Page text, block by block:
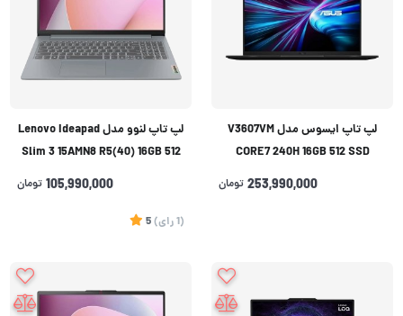
لپ تاپ ایسوس مدل V3607VM
CORE7 240H 16GB 512 SSD
8GB(RTX5060)
253,990,000 تومان
لپ تاپ لنوو مدل Lenovo Ideapad
Slim 3 15AMN8 R5(40) 16GB 512
SSD AMD
105,990,000 تومان
(1 رای)
5